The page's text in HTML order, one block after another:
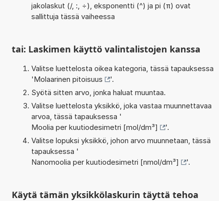
jakolaskut (/, :, ÷), eksponentti (^) ja pi (π) ovat
sallittuja tässä vaiheessa
tai: Laskimen käyttö valintalistojen kanssa
Valitse luettelosta oikea kategoria, tässä tapauksessa
'Molaarinen pitoisuus
'.
Syötä sitten arvo, jonka haluat muuntaa.
Valitse luettelosta yksikkö, joka vastaa muunnettavaa
arvoa, tässä tapauksessa '
Moolia per kuutiodesimetri [mol/dm³]
'.
Valitse lopuksi yksikkö, johon arvo muunnetaan, tässä
tapauksessa '
Nanomoolia per kuutiodesimetri [nmol/dm³]
'.
Käytä tämän yksikkölaskurin täyttä tehoa